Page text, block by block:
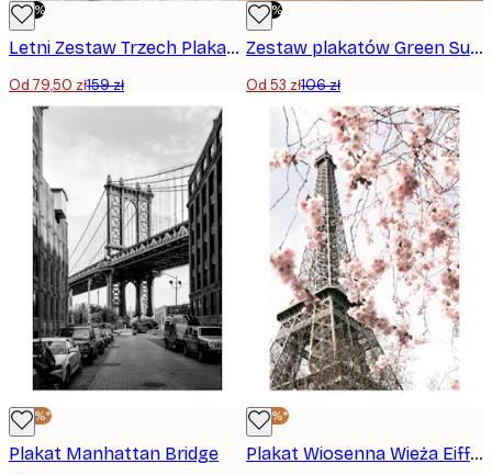
-50%
Letni Zestaw Trzech Plakatów
Od 79,50 zł159 zł
-50%
Zestaw plakatów Green Summer Duo
Od 53 zł106 zł
-40%*
Plakat Manhattan Bridge
-40%*
Plakat Wiosenna Wieża Eiffela